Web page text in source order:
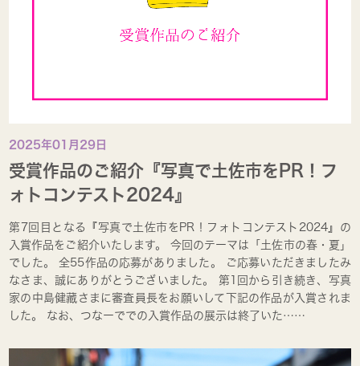
2025年01月29日
受賞作品のご紹介『写真で土佐市をPR！フ
ォトコンテスト2024』
第7回目となる『写真で土佐市をPR！フォトコンテスト2024』の
入賞作品をご紹介いたします。 今回のテーマは「土佐市の春・夏」
でした。 全55作品の応募がありました。 ご応募いただきましたみ
なさま、誠にありがとうございました。 第1回から引き続き、写真
家の中島健藏さまに審査員長をお願いして下記の作品が入賞されま
した。 なお、つなーででの入賞作品の展示は終了いた……